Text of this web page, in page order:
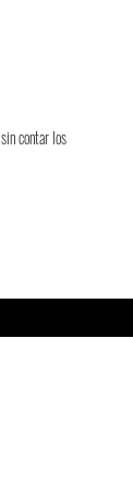
sin contar los